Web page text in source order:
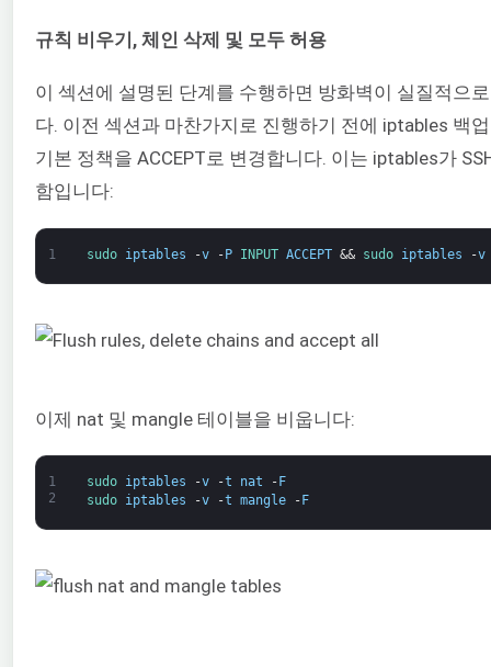
규칙 비우기, 체인 삭제 및 모두 허용
이 섹션에 설명된 단계를 수행하면 방화벽이 실질적으
다. 이전 섹션과 마찬가지로 진행하기 전에 iptables 백
기본 정책을 ACCEPT로 변경합니다. 이는 iptables가
함입니다:
1 sudo iptables -v -P INPUT ACCEPT && sudo iptables -v
이제 nat 및 mangle 테이블을 비웁니다:
1
2
sudo iptables -v -t nat - F
sudo iptables -v -t mangle - F